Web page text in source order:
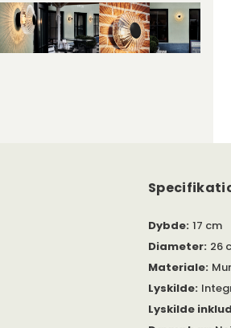
Dybde: 17 cm
Diameter: 26
Materiale:
Lyskilde:
Lyskilde